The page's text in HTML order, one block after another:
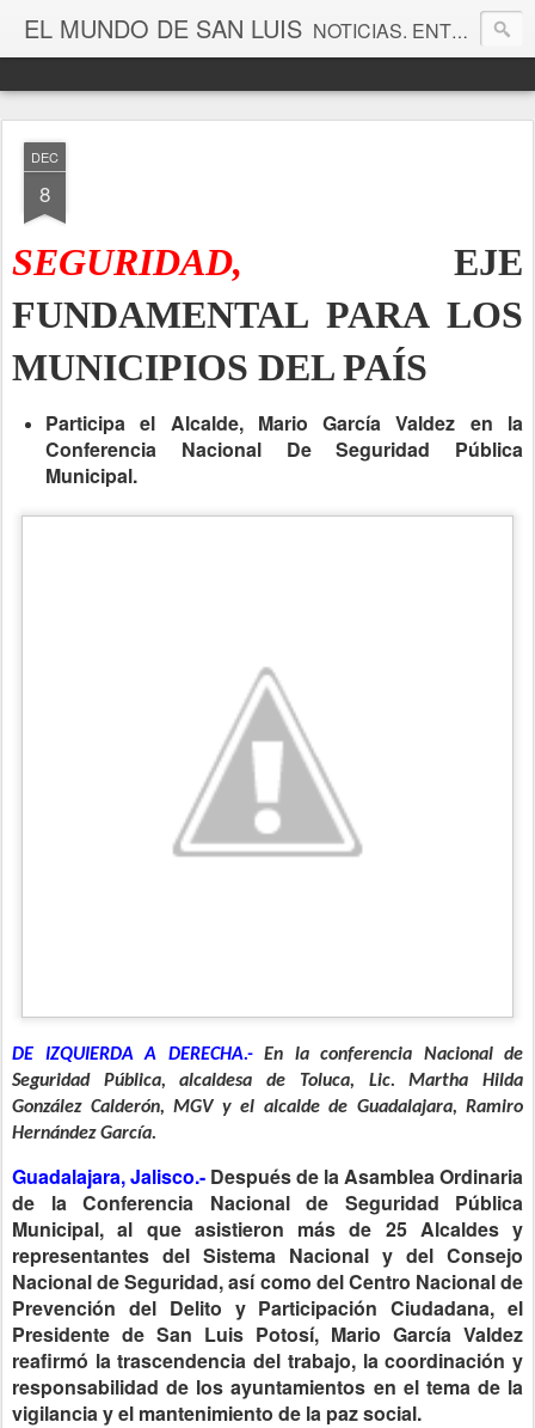
EL MUNDO DE SAN LUIS NOTICIAS. ENTRETENIMIENTO. EDITORIALES. CANAL DE VÍDEOS. GALERÍA DE FOTOGRAFÍAS.
DEC
8
SEGURIDAD, EJE
FUNDAMENTAL PARA LOS
MUNICIPIOS DEL PAÍS
Participa el Alcalde, Mario García Valdez en la
Conferencia Nacional De Seguridad Pública
Municipal.
DE IZQUIERDA A DERECHA.-En la conferencia Nacional de
Seguridad Pública, alcaldesa de Toluca, Lic. Martha Hilda
González Calderón, MGV y el alcalde de Guadalajara, Ramiro
Hernández García.
Guadalajara, Jalisco.- Después de la Asamblea Ordinaria
de la Conferencia Nacional de Seguridad Pública
Municipal, al que asistieron más de 25 Alcaldes y
representantes del Sistema Nacional y del Consejo
Nacional de Seguridad, así como del Centro Nacional de
Prevención del Delito y Participación Ciudadana, el
Presidente de San Luis Potosí, Mario García Valdez
reafirmó la trascendencia del trabajo, la coordinación y
responsabilidad de los ayuntamientos en el tema de la
vigilancia y el mantenimiento de la paz social.